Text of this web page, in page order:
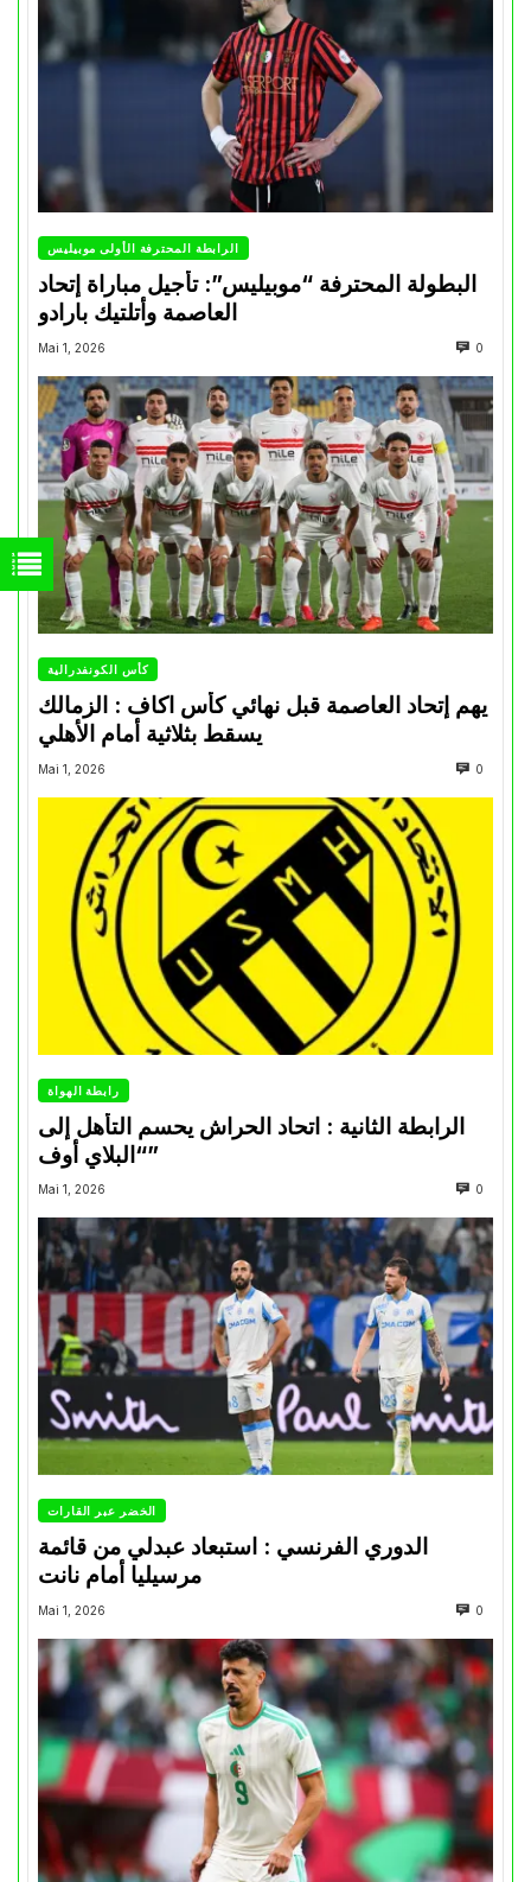
الرابطة المحترفة الأولى موبيليس
البطولة المحترفة “موبيليس”: تأجيل مباراة إتحاد
العاصمة وأتلتيك بارادو
Mai 1, 2026 0
كأس الكونفدرالية
يهم إتحاد العاصمة قبل نهائي كأس اكاف : الزمالك
Mai 1, 2026 0
رابطة الهواة
الرابطة الثانية : اتحاد الحراش يحسم التأهل إلى
“البلاي أوف”
Mai 1, 2026 0
الخضر عبر القارات
الدوري الفرنسي : استبعاد عبدلي من قائمة
مرسيليا أمام نانت
Mai 1, 2026 0